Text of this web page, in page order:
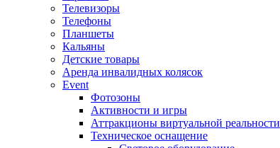
Телевизоры
Телефоны
Планшеты
Кальяны
Детские товары
Аренда инвалидных колясок
Event
Фотозоны
Активности и игры
Аттракционы виртуальной реальности
Техническое оснащение